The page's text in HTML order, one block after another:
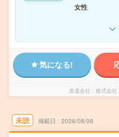
女性
気になる!
派遣会社 株式会
未読 掲載日 2026/08/08